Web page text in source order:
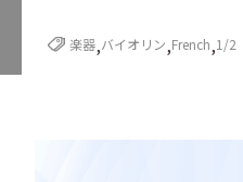
楽器,バイオリン,French,1/2